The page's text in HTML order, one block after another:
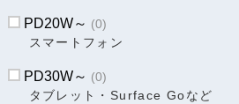
PD20W～ (0)
スマートフォン
PD30W～ (0)
タブレット・Surface Goなど